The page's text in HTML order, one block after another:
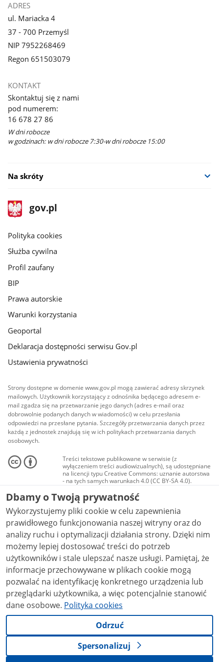
ADRES
ul. Mariacka 4
37 - 700 Przemyśl
NIP 7952268469
Regon 651503079
KONTAKT
Skontaktuj się z nami
pod numerem:
16 678 27 86
W dni robocze
w godzinach: w dni robocze 7:30-w dni robocze 15:00
Na skróty
stopka
gov.pl
Strona
gov.pl
gov.pl
Polityka cookies
Służba cywilna
Profil zaufany
BIP
Prawa autorskie
Warunki korzystania
Geoportal
Deklaracja dostępności serwisu Gov.pl
Ustawienia prywatności
Strony dostępne w domenie www.gov.pl mogą zawierać adresy skrzynek
mailowych. Użytkownik korzystający z odnośnika będącego adresem e-
mail zgadza się na przetwarzanie jego danych (adres e-mail oraz
dobrowolnie podanych danych w wiadomości) w celu przesłania
odpowiedzi na przesłane pytania. Szczegóły przetwarzania danych przez
każdą z jednostek znajdują się w ich politykach przetwarzania danych
osobowych.
Treści tekstowe publikowane w serwisie (z
wyłączeniem treści audiowizualnych), są udostępniane
na licencji typu Creative Commons: uznanie autorstwa
- na tych samych warunkach 4.0 (CC BY-SA 4.0).
Materiały audiowizualne, w tym zdjęcia, materiały
audio i wideo, są udostępniane na licencji typu
Creative Commons: uznanie autorstwa użycie
niekomercyjne - bez utworów zależnych 4.0 (CC BY-
NC-ND 4.0), o ile nie jest to stwierdzone inaczej.
Dbamy o Twoją prywatność
Wykorzystujemy pliki cookie w celu zapewnienia
prawidłowego funkcjonowania naszej witryny oraz do
analizy ruchu i optymalizacji działania strony. Dzięki nim
możemy lepiej dostosować treści do potrzeb
użytkowników i stale ulepszać nasze usługi. Pamiętaj, że
informacje przechowywane w plikach cookie mogą
pozwalać na identyfikację konkretnego urządzenia lub
przeglądarki użytkownika, a więc potencjalnie stanowić
dane osobowe. Polityka cookies
Odrzuć
Spersonalizuj